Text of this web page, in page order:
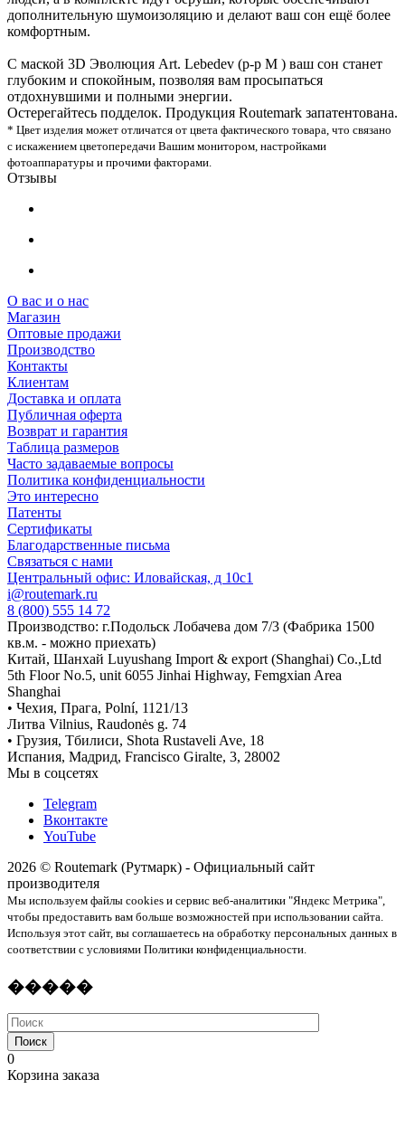
дополнительную шумоизоляцию и делают ваш сон ещё более
комфортным.
С маской 3D Эволюция Art. Lebedev (р-р М ) ваш сон станет
глубоким и спокойным, позволяя вам просыпаться
отдохнувшими и полными энергии.
Остерегайтесь подделок. Продукция Routemark запатентована.
* Цвет изделия может отличатся от цвета фактического товара, что связано
с искажением цветопередачи Вашим монитором, настройками
фотоаппаратуры и прочими факторами.
Отзывы
О вас и о нас
Магазин
Оптовые продажи
Производство
Контакты
Клиентам
Доставка и оплата
Публичная оферта
Возврат и гарантия
Таблица размеров
Часто задаваемые вопросы
Политика конфиденциальности
Это интересно
Патенты
Сертификаты
Благодарственные письма
Связаться с нами
Центральный офис: Иловайская, д 10с1
i@routemark.ru
8 (800) 555 14 72
Производство: г.Подольск Лобачева дом 7/3 (Фабрика 1500
кв.м. - можно приехать)
Китай, Шанхай Luyushang Import & export (Shanghai) Co.,Ltd
5th Floor No.5, unit 6055 Jinhai Highway, Femgxian Area
Shanghai
• Чехия, Прага, Polní, 1121/13
Литва Vilnius, Raudonės g. 74
• Грузия, Тбилиси, Shota Rustaveli Ave, 18
Испания, Мадрид, Francisco Giralte, 3, 28002
Мы в соцсетях
Telegram
Вконтакте
YouTube
2026 © Routemark (Рутмарк) - Официальный сайт
производителя
Мы используем файлы cookies и сервис веб-аналитики "Яндекс Метрика",
чтобы предоставить вам больше возможностей при использовании сайта.
Используя этот сайт, вы соглашаетесь на обработку персональных данных в
соответствии с условиями Политики конфиденциальности.
�����
Поиск
0
Корзина заказа